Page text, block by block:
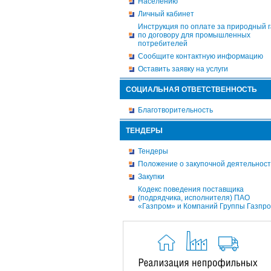
Личный кабинет
Инструкция по оплате за природный
по договору для промышленных
потребителей
Сообщите контактную информацию
Оставить заявку на услуги
СОЦИАЛЬНАЯ ОТВЕТСТВЕННОСТЬ
Благотворительность
ТЕНДЕРЫ
Тендеры
Положение о закупочной
Закупки
Кодекс поведения поставщика
(подрядчика, исполнителя) ПАО
«Газпром» и Компаний Группы